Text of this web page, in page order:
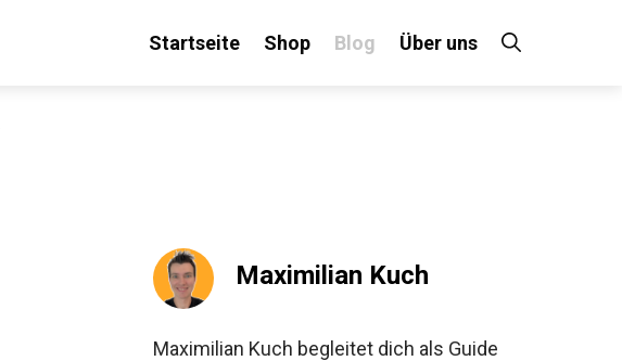
Startseite Shop Blog Über uns
Maximilian Kuch
Maximilian Kuch begleitet dich als Guide